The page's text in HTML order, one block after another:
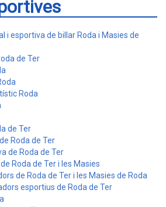
i esportiva de billar Roda i Masies de
de Ter
Roda
de Ter
Roda de Ter
de Roda de Ter
Roda de Ter i les Masies
de Roda de Ter i les Masies de Roda
esportius de Roda de Ter